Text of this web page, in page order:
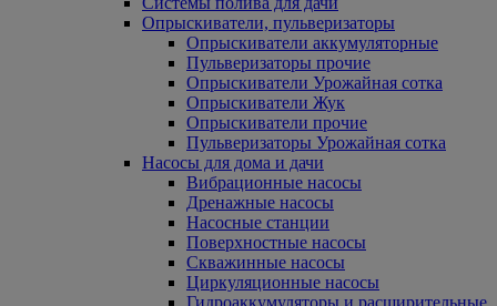
Опрыскиватели, пульверизаторы
Опрыскиватели аккумуляторные
Пульверизаторы прочие
Опрыскиватели Урожайная сотка
Опрыскиватели Жук
Опрыскиватели прочие
Пульверизаторы Урожайная сотка
Насосы для дома и дачи
Вибрационные насосы
Дренажные насосы
Насосные станции
Поверхностные насосы
Скважинные насосы
Циркуляционные насосы
Гидроаккумуляторы и расширительные